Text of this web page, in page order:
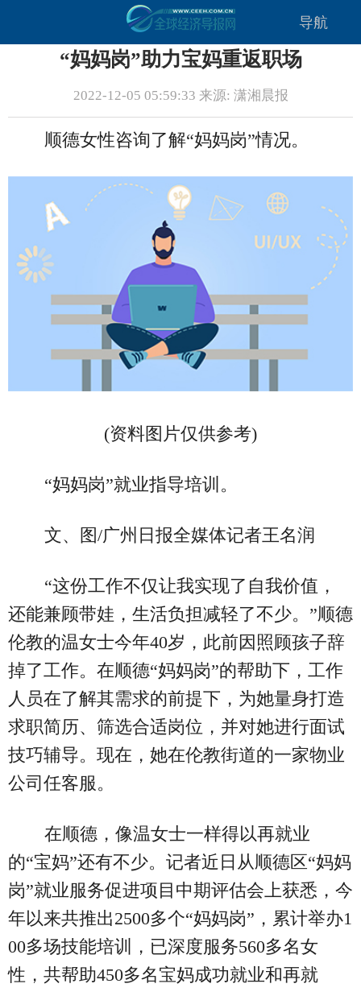
导航
“妈妈岗”助力宝妈重返职场
2022-12-05 05:59:33 来源: 潇湘晨报
顺德女性咨询了解“妈妈岗”情况。
(资料图片仅供参考)
“妈妈岗”就业指导培训。
文、图/广州日报全媒体记者王名润
“这份工作不仅让我实现了自我价值，
还能兼顾带娃，生活负担减轻了不少。”顺德
伦教的温女士今年40岁，此前因照顾孩子辞
掉了工作。在顺德“妈妈岗”的帮助下，工作
人员在了解其需求的前提下，为她量身打造
求职简历、筛选合适岗位，并对她进行面试
技巧辅导。现在，她在伦教街道的一家物业
公司任客服。
在顺德，像温女士一样得以再就业
的“宝妈”还有不少。记者近日从顺德区“妈妈
岗”就业服务促进项目中期评估会上获悉，今
年以来共推出2500多个“妈妈岗”，累计举办1
00多场技能培训，已深度服务560多名女
性，共帮助450多名宝妈成功就业和再就